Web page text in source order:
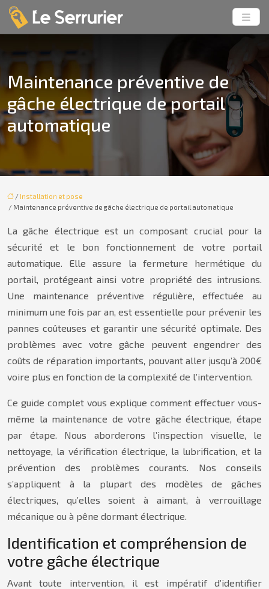
Maintenance préventive de
gâche électrique de portail
automatique
/ Installation et pose
/ Maintenance préventive de gâche électrique de portail automatique
La gâche électrique est un composant crucial pour la
sécurité et le bon fonctionnement de votre portail
automatique. Elle assure la fermeture hermétique du
portail, protégeant ainsi votre propriété des intrusions.
Une maintenance préventive régulière, effectuée au
minimum une fois par an, est essentielle pour prévenir les
pannes coûteuses et garantir une sécurité optimale. Des
problèmes avec votre gâche peuvent engendrer des
coûts de réparation importants, pouvant aller jusqu’à 200€
voire plus en fonction de la complexité de l’intervention.
Ce guide complet vous explique comment effectuer vous-
même la maintenance de votre gâche électrique, étape
par étape. Nous aborderons l’inspection visuelle, le
nettoyage, la vérification électrique, la lubrification, et la
prévention des problèmes courants. Nos conseils
s’appliquent à la plupart des modèles de gâches
électriques, qu’elles soient à aimant, à verrouillage
mécanique ou à pêne dormant électrique.
Identification et compréhension de
votre gâche électrique
Avant toute intervention, il est impératif d’identifier